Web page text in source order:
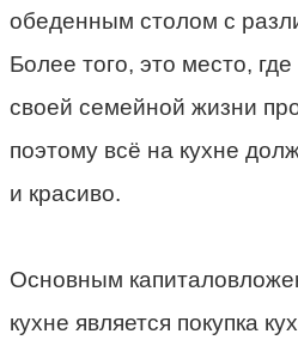
обеденным столом с
Более того, это место,
своей семейной жизни
поэтому всё на кухне
и красиво.
Основным
кухне является покупка